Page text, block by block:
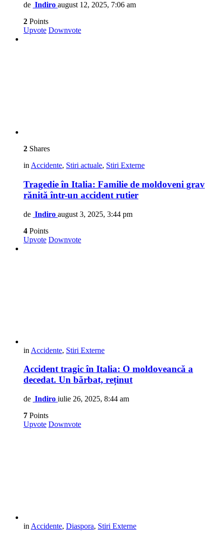
de Indiro august 12, 2025, 7:06 am
2 Points
Upvote Downvote
2 Shares
in Accidente, Stiri actuale, Stiri Externe
Tragedie în Italia: Familie de moldoveni grav
rănită într-un accident rutier
de Indiro august 3, 2025, 3:44 pm
4 Points
Upvote Downvote
in Accidente, Stiri Externe
Accident tragic în Italia: O moldoveancă a
decedat. Un bărbat, reținut
de Indiro iulie 26, 2025, 8:44 am
7 Points
Upvote Downvote
in Accidente, Diaspora, Stiri Externe